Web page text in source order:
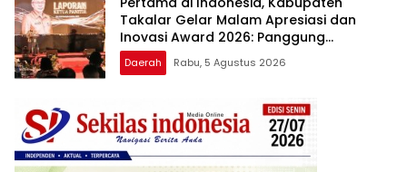
Takalar Gelar Malam Apresiasi dan
Inovasi Award 2026: Panggung
Penghargaan bagi Pelayan Publik
Berprestasi
Daerah Rabu, 5 Agustus 2026